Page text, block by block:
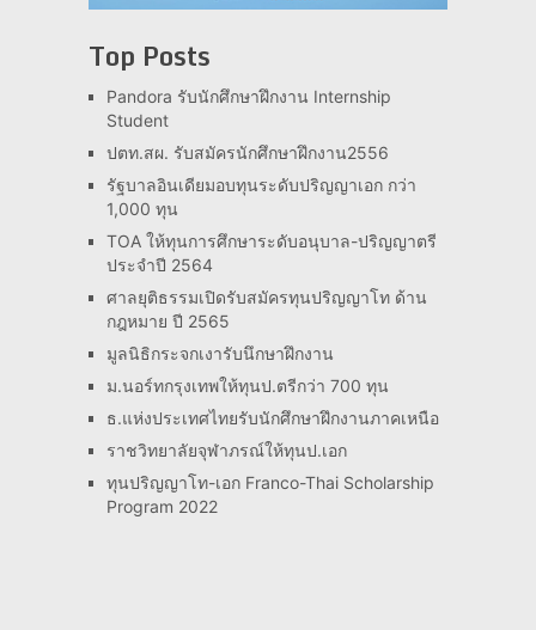
Top Posts
Pandora รับนักศึกษาฝึกงาน Internship
Student
ปตท.สผ. รับสมัครนักศึกษาฝึกงาน2556
รัฐบาลอินเดียมอบทุนระดับปริญญาเอก กว่า
1,000 ทุน
TOA ให้ทุนการศึกษาระดับอนุบาล-ปริญญาตรี
ประจำปี 2564
ศาลยุติธรรมเปิดรับสมัครทุนปริญญาโท ด้าน
กฎหมาย ปี 2565
มูลนิธิกระจกเงารับนึกษาฝึกงาน
ม.นอร์ทกรุงเทพให้ทุนป.ตรีกว่า 700 ทุน
ธ.แห่งประเทศไทยรับนักศึกษาฝึกงานภาคเหนือ
ราชวิทยาลัยจุฬาภรณ์ให้ทุนป.เอก
ทุนปริญญาโท-เอก Franco-Thai Scholarship
Program 2022